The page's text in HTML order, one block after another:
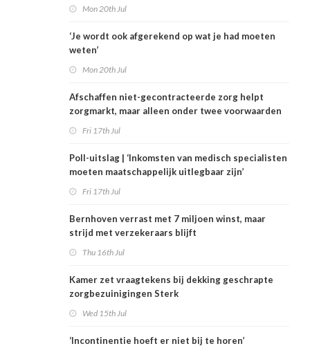
Mon 20th Jul
‘Je wordt ook afgerekend op wat je had moeten
weten’
Mon 20th Jul
Afschaffen niet-gecontracteerde zorg helpt
zorgmarkt, maar alleen onder twee voorwaarden
Fri 17th Jul
Poll-uitslag | ‘Inkomsten van medisch specialisten
moeten maatschappelijk uitlegbaar zijn’
Fri 17th Jul
Bernhoven verrast met 7 miljoen winst, maar
strijd met verzekeraars blijft
Thu 16th Jul
Kamer zet vraagtekens bij dekking geschrapte
zorgbezuinigingen Sterk
Wed 15th Jul
‘Incontinentie hoeft er niet bij te horen’